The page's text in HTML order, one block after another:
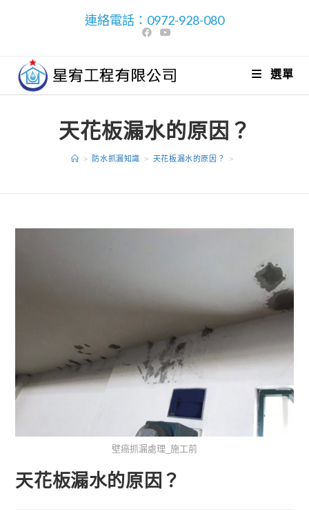
連絡電話：0972-928-080
選單
天花板漏水的原因？
> 防水抓漏知識 > 天花板漏水的原因？ >
壁癌抓漏處理_施工前
天花板漏水的原因？